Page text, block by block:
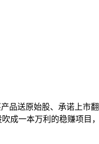
品送原始股、承诺上市
成一本万利的稳赚项目